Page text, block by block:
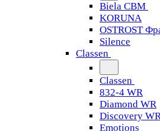
Biela CBM
KORUNA
OSTROST
Silence
Classen
Classen
832-4 WR
Diamond WR
Discovery
Emotions